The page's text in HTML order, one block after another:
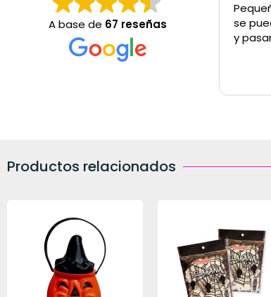
A base de 67 reseñas
se
y
Productos relacionados